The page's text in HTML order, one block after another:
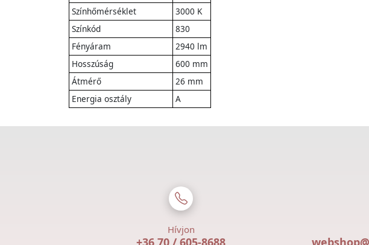
Színhőmérséklet
3000 K
Színkód
830
Fényáram
2940 lm
Hosszúság
600 mm
Átmérő
26 mm
Energia osztály
A
Hívjon
+36 70 / 605-8688